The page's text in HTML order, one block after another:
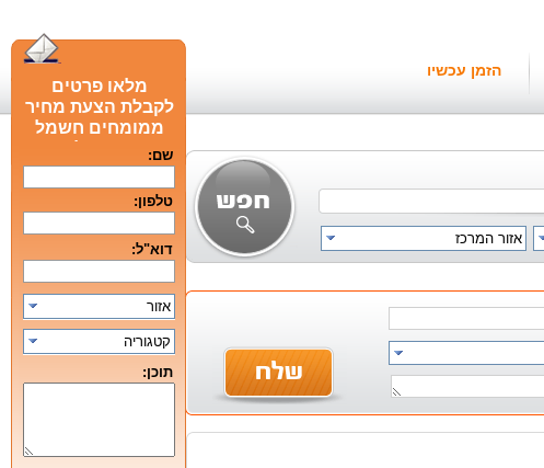
הזמן עכשיו
אזור המרכז
מלאו פרטים
לקבלת הצעת מחיר
ממומחים חשמל
חכם מומלציםשם:
טלפון:
דוא"ל:
אזור
קטגוריה
תוכן: